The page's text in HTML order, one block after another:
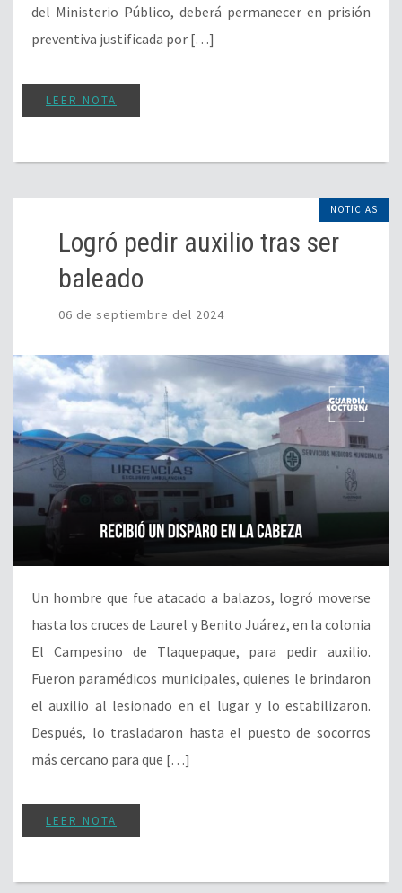
del Ministerio Público, deberá permanecer en prisión
preventiva justificada por […]
LEER NOTA
NOTICIAS
Logró pedir auxilio tras ser
baleado
06 de septiembre del 2024
Un hombre que fue atacado a balazos, logró moverse
hasta los cruces de Laurel y Benito Juárez, en la colonia
El Campesino de Tlaquepaque, para pedir auxilio.
Fueron paramédicos municipales, quienes le brindaron
el auxilio al lesionado en el lugar y lo estabilizaron.
Después, lo trasladaron hasta el puesto de socorros
más cercano para que […]
LEER NOTA